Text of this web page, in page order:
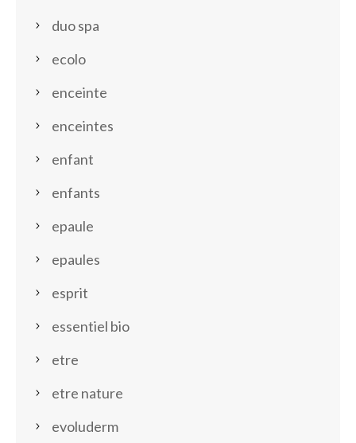
duo spa
ecolo
enceinte
enceintes
enfant
enfants
epaule
epaules
esprit
essentiel bio
etre
etre nature
evoluderm